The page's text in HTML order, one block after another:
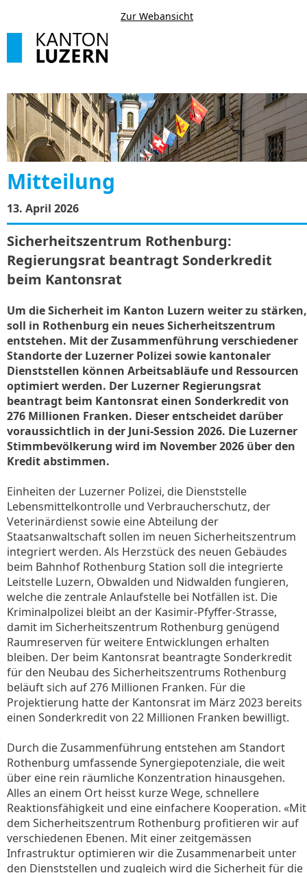
Zur Webansicht
Mitteilung
13. April 2026
Sicherheitszentrum Rothenburg:
Regierungsrat beantragt Sonderkredit
beim Kantonsrat
Um die Sicherheit im Kanton Luzern weiter zu stärken,
soll in Rothenburg ein neues Sicherheitszentrum
entstehen. Mit der Zusammenführung verschiedener
Standorte der Luzerner Polizei sowie kantonaler
Dienststellen können Arbeitsabläufe und Ressourcen
optimiert werden. Der Luzerner Regierungsrat
beantragt beim Kantonsrat einen Sonderkredit von
276 Millionen Franken. Dieser entscheidet darüber
voraussichtlich in der Juni-Session 2026. Die Luzerner
Stimmbevölkerung wird im November 2026 über den
Kredit abstimmen.
Einheiten der Luzerner Polizei, die Dienststelle
Lebensmittelkontrolle und Verbraucherschutz, der
Veterinärdienst sowie eine Abteilung der
Staatsanwaltschaft sollen im neuen Sicherheitszentrum
integriert werden. Als Herzstück des neuen Gebäudes
beim Bahnhof Rothenburg Station soll die integrierte
Leitstelle Luzern, Obwalden und Nidwalden fungieren,
welche die zentrale Anlaufstelle bei Notfällen ist. Die
Kriminalpolizei bleibt an der Kasimir-Pfyffer-Strasse,
damit im Sicherheitszentrum Rothenburg genügend
Raumreserven für weitere Entwicklungen erhalten
bleiben. Der beim Kantonsrat beantragte Sonderkredit
für den Neubau des Sicherheitszentrums Rothenburg
beläuft sich auf 276 Millionen Franken. Für die
Projektierung hatte der Kantonsrat im März 2023 bereits
einen Sonderkredit von 22 Millionen Franken bewilligt.
Durch die Zusammenführung entstehen am Standort
Rothenburg umfassende Synergiepotenziale, die weit
über eine rein räumliche Konzentration hinausgehen.
Alles an einem Ort heisst kurze Wege, schnellere
Reaktionsfähigkeit und eine einfachere Kooperation. «Mit
dem Sicherheitszentrum Rothenburg profitieren wir auf
verschiedenen Ebenen. Mit einer zeitgemässen
Infrastruktur optimieren wir die Zusammenarbeit unter
den Dienststellen und zugleich wird die Sicherheit für die